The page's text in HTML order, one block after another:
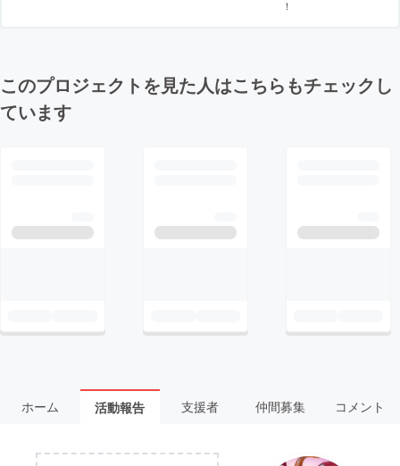
！
このプロジェクトを見た人はこちらもチェックし
ています
ホーム 活動報告 支援者 仲間募集 コメント